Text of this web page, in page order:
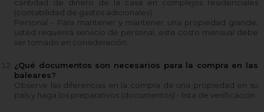
cantidad de dinero de la casa en complejos residenciales
(contabilidad de gastos adicionales).
Personal - Para mantener y mantener una propiedad grande,
usted requerirá servicio de personal, este costo mensual debe
ser tomado en consideración.
¿Qué documentos son necesarios para la compra en las
baleares?
Observe las diferencias en la compra de una propiedad en su
país y haga los preparativos (documentos) - lista de verificación.